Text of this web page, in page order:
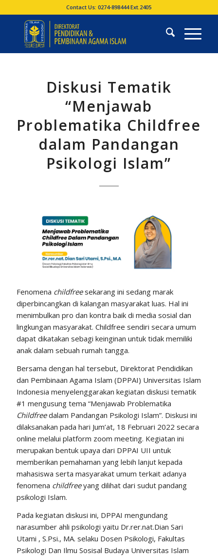
Contact Us: 0274-898444 Ext.2405
Diskusi Tematik
“Menjawab
Problematika Childfree
dalam Pandangan
Psikologi Islam”
Fenomena childfreesekarang ini sedang marak
diperbincangkan di kalangan masyarakat luas. Hal ini
menimbulkan pro dan kontra baik di media sosial dan
lingkungan masyarakat. Childfree sendiri secara umum
dapat dikatakan sebagi keinginan untuk tidak memiliki
anak dalam sebuah rumah tangga.
Bersama dengan hal tersebut, Direktorat Pendidikan
dan Pembinaan Agama Islam (DPPAI) Universitas Islam
Indonesia menyelenggarakan kegiatan diskusi tematik
#1 mengusung tema “Menjawab Problematika
Childfreedalam Pandangan Psikologi Islam”. Diskusi ini
dilaksanakan pada hari Jum’at, 18 Februari 2022 secara
online melalui platform zoom meeting. Kegiatan ini
merupakan bentuk upaya dari DPPAI UII untuk
memberikan pemahaman yang lebih lanjut kepada
mahasiswa serta masyarakat umum terkait adanya
fenomena childfreeyang dilihat dari sudut pandang
psikologi Islam.
Pada kegiatan diskusi ini, DPPAI mengundang
narasumber ahli psikologi yaitu Dr.rer.nat.Dian Sari
Utami , S.Psi., MA. selaku Dosen Psikologi, Fakultas
Psikologi Dan Ilmu Sosisal Budaya Universitas Islam